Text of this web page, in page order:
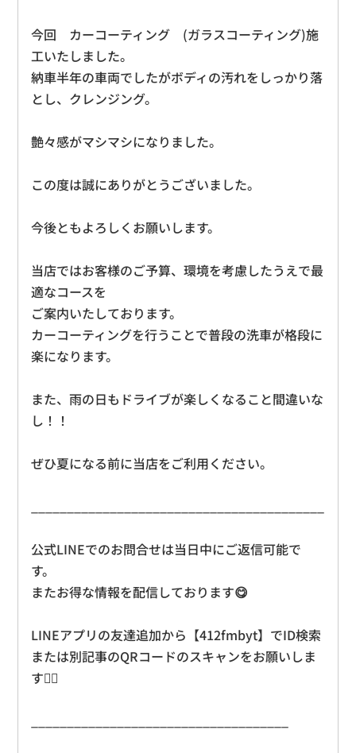
今回 カーコーティング (ガラスコーティング)施
工いたしました。
納車半年の車両でしたがボディの汚れをしっかり落
とし、クレンジング。
艶々感がマシマシになりました。
この度は誠にありがとうございました。
今後ともよろしくお願いします。
当店ではお客様のご予算、環境を考慮したうえで最
適なコースを
ご案内いたしております。
カーコーティングを行うことで普段の洗車が格段に
楽になります。
また、雨の日もドライブが楽しくなること間違いな
し！！
ぜひ夏になる前に当店をご利用ください。
公式LINEでのお問合せは当日中にご返信可能で
す。
またお得な情報を配信しております😋
LINEアプリの友達追加から【412fmbyt】でID検索
または別記事のQRコードのスキャンをお願いしま
す🙇‍♂️